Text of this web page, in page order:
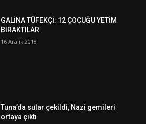
GALİNA TÜFEKÇİ: 12 ÇOCUĞU YETİM
BIRAKTILAR
16 Aralık 2018
Tuna’da sular çekildi, Nazi gemileri
ortaya çıktı